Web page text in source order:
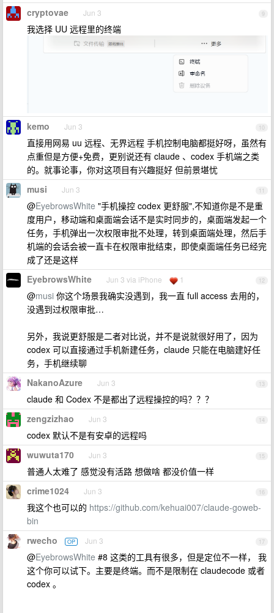
9
cryptovae Jun 3
我选择 UU 远程里的终端
10
kemo Jun 3
直接用网易 uu 远程、无界远程 手机控制电脑都挺好呀，虽然有
点重但是方便+免费，更别说还有 claude 、codex 手机端之类
的。就事论事，你对这项目有兴趣挺好 但前景堪忧
11
musi Jun 3
@EyebrowsWhite "手机操控 codex 更舒服",不知道你是不是重
度用户，移动端和桌面端会话不是实时同步的，桌面端发起一个
任务，手机弹出一次权限审批不处理，转到桌面端处理，然后手
机端的会话会被一直卡在权限审批结束，即使桌面端任务已经完
成了还是这样
12
EyebrowsWhite Jun 3 via iPhone 1
@musi 你这个场景我确实没遇到，我一直 full access 去用的，
没遇到过权限审批…
另外，我说更舒服是二者对比说，并不是说就很好用了，因为
codex 可以直接通过手机新建任务，claude 只能在电脑建好任
务，手机继续聊
13
NakanoAzure Jun 3
claude 和 Codex 不是都出了远程操控的吗？？？
14
zengzizhao Jun 3
codex 默认不是有安卓的远程吗
15
wuwuta170 Jun 3
普通人太难了 感觉没有活路 想做啥 都没价值一样
16
crime1024 Jun 3
我这个也可以的 https://github.com/kehuai007/claude-goweb-
bin
17
rwecho OP Jun 3
@EyebrowsWhite #8 这类的工具有很多，但是定位不一样， 我
这个你可以试下。主要是终端。而不是限制在 claudecode 或者
codex 。